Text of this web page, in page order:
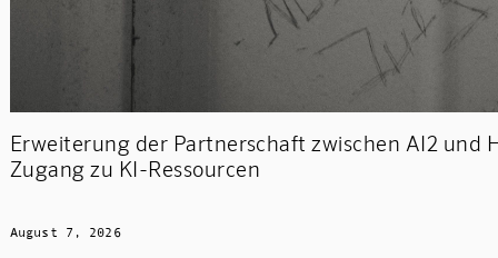
Erweiterung der Partnerschaft zwischen AI2 und
Zugang zu KI-Ressourcen
August 7, 2026